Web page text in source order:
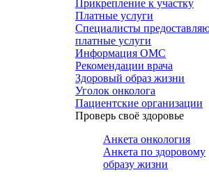
Прикрепление к участку
Платные услуги
Специалисты
платные услуги
Информация ОМС
Рекомендации врача
Здоровый образ жизни
Уголок онколога
Пациентские организации
Проверь своё здоровье
Анкета онкология
Анкета по здоровому
образу жизни